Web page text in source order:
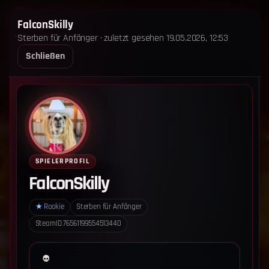
STERBEN FÜR ANFÄNGER
STARTSEITE
ANKÜNDIGUNGEN
LOGIN
‹ Zurück zum Leaderboard
FalconSkilly
Sterben für Anfänger · zuletzt gesehen 19.05.2026, 12:53
Schließen
SPIELERPROFIL
FalconSkilly
★ Rookie
Sterben für Anfänger
SteamID76561199554513440
ImpressumDatenschutz
Cookie-Einstellungen
Sterben für Anfänger - Alle Rechte vorbehalten.
Datenschutz-Einstellungen